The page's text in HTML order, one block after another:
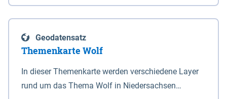
enthalten. Sperrwerke Sperrwerke sind Bauwerke
mit Sperrvorrichtungen in Tidegewässern, die dem
Schutz eines Gebietes vor erhöhten Tiden, vor allem
vor Sturmfluten, zu dienen bestimmt sind (§2 Abs.3
Geodatensatz
Themenkarte Wolf
In dieser Themenkarte werden verschiedene Layer
rund um das Thema Wolf in Niedersachsen